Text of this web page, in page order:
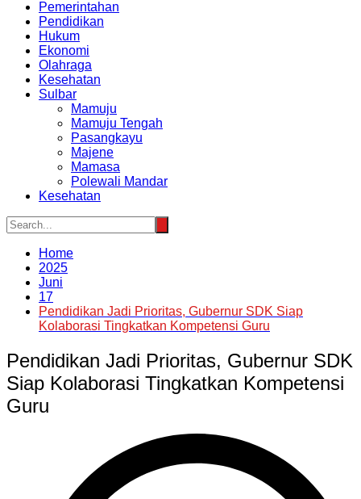
Pemerintahan
Pendidikan
Hukum
Ekonomi
Olahraga
Kesehatan
Sulbar
Mamuju
Mamuju Tengah
Pasangkayu
Majene
Mamasa
Polewali Mandar
Kesehatan
Home
2025
Juni
17
Pendidikan Jadi Prioritas, Gubernur SDK Siap
Kolaborasi Tingkatkan Kompetensi Guru
Pendidikan Jadi Prioritas, Gubernur SDK
Siap Kolaborasi Tingkatkan Kompetensi
Guru